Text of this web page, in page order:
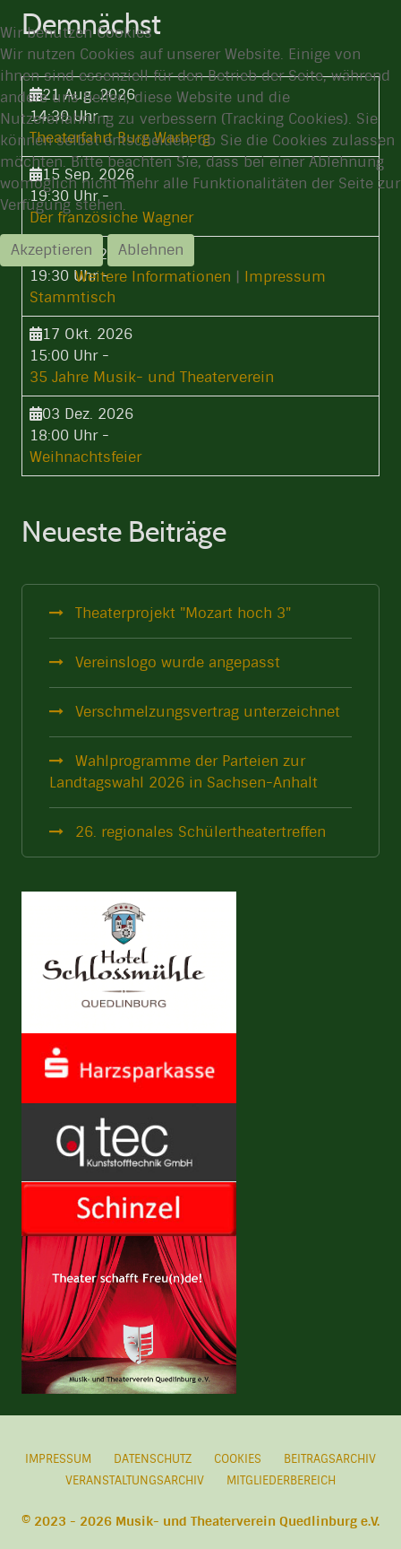
Demnächst
21 Aug. 2026
14:30 Uhr-
Theaterfahrt Burg Warberg
15 Sep. 2026
19:30 Uhr-
Der französiche Wagner
17 Sep. 2026
19:30 Uhr-
Stammtisch
17 Okt. 2026
15:00 Uhr-
35 Jahre Musik- und Theaterverein
03 Dez. 2026
18:00 Uhr-
Weihnachtsfeier
Neueste Beiträge
Theaterprojekt "Mozart hoch 3"
Vereinslogo wurde angepasst
Verschmelzungsvertrag unterzeichnet
Wahlprogramme der Parteien zur
Landtagswahl 2026 in Sachsen-Anhalt
26. regionales Schülertheatertreffen
IMPRESSUM DATENSCHUTZ COOKIES
BEITRAGSARCHIV
VERANSTALTUNGSARCHIV
MITGLIEDERBEREICH
© 2023 - 2026 Musik- und Theaterverein Quedlinburg e.V.
Wir benutzen Cookies
Wir nutzen Cookies auf unserer Website. Einige von
ihnen sind essenziell für den Betrieb der Seite, während
andere uns helfen, diese Website und die
Nutzererfahrung zu verbessern (Tracking Cookies). Sie
können selbst entscheiden, ob Sie die Cookies zulassen
möchten. Bitte beachten Sie, dass bei einer Ablehnung
womöglich nicht mehr alle Funktionalitäten der Seite zur
Verfügung stehen.
Akzeptieren
Ablehnen
Weitere Informationen | Impressum